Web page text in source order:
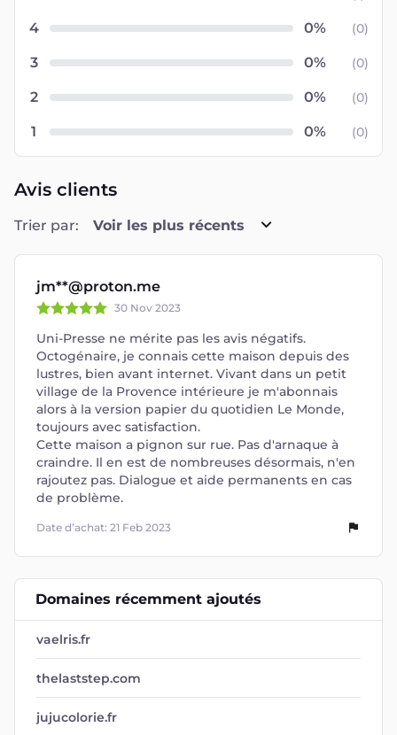
4 (0)
3 (0)
2 (0)
1 (0)
Avis clients
Trier par: Voir les plus récents
jm**@proton.me
30 Nov 2023
Uni-Presse ne mérite pas les avis négatifs.
Octogénaire, je connais cette maison depuis des
lustres, bien avant internet. Vivant dans un petit
village de la Provence intérieure je m'abonnais
alors à la version papier du quotidien Le Monde,
toujours avec satisfaction.
Cette maison a pignon sur rue. Pas d'arnaque à
craindre. Il en est de nombreuses désormais, n'en
rajoutez pas. Dialogue et aide permanents en cas
de problème.
Date d’achat: 21 Feb 2023
Domaines récemment ajoutés
vaelris.fr
thelaststep.com
jujucolorie.fr